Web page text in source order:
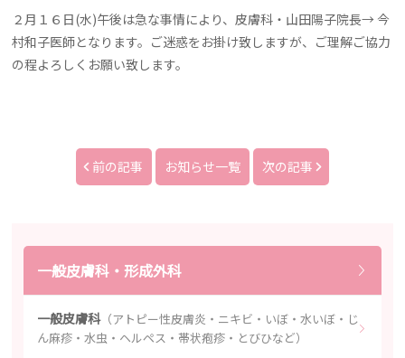
２月１６日(水)午後は急な事情により、皮膚科・山田陽子院長→ 今
村和子医師となります。ご迷惑をお掛け致しますが、ご理解ご協力
の程よろしくお願い致します。
前の記事 お知らせ一覧 次の記事
一般皮膚科・形成外科
一般皮膚科（アトピー性皮膚炎・ニキビ・いぼ・水いぼ・じ
ん麻疹・水虫・ヘルペス・帯状疱疹・とびひなど）